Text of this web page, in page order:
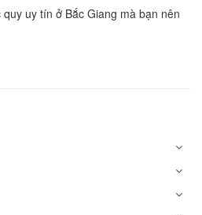
uy tín ở Bắc Giang mà bạn nên